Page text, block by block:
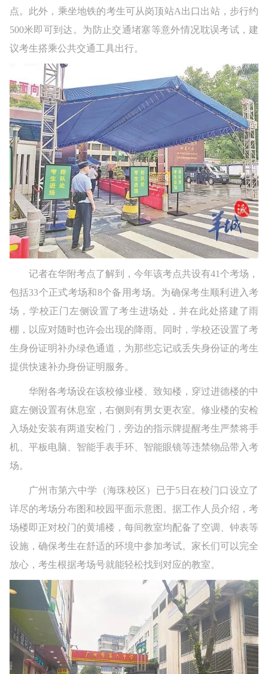
点。此外，乘坐地铁的考生可从岗顶站A出口出站，步行约
500米即可到达。为防止交通堵塞等意外情况耽误考试，建
议考生搭乘公共交通工具出行。
记者在华附考点了解到，今年该考点共设有41个考场，
包括33个正式考场和8个备用考场。为确保考生顺利进入考
场，学校正门左侧设置了考生进场处，并在此处搭建了雨
棚，以应对随时也许会出现的降雨。同时，学校还设置了考
生身份证明补办绿色通道，为那些忘记或丢失身份证的考生
提供快速补办身份证明服务。
华附各考场设在该校修业楼、致知楼，穿过进德楼的中
庭左侧设置有休息室，右侧则有男女更衣室。修业楼的安检
入场处安装有两道安检门，旁边的指示牌提醒考生严禁将手
机、平板电脑、智能手表手环、智能眼镜等违禁物品带入考
场。
广州市第六中学（海珠校区）已于5日在校门口设立了
详尽的考场分布图和校园平面示意图。据工作人员介绍，考
场楼即正对校门的黄埔楼，每间教室均配备了空调、钟表等
设施，确保考生在舒适的环境中参加考试。家长们可以完全
放心，考生根据考场号就能轻松找到对应的教室。